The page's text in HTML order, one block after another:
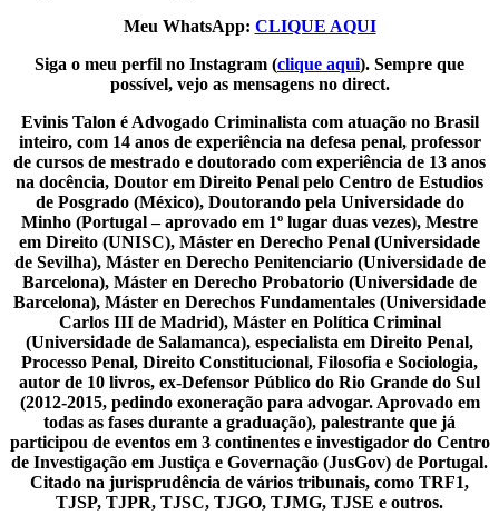
Meu WhatsApp: CLIQUE AQUI
Siga o meu perfil no Instagram (clique aqui). Sempre que
possível, vejo as mensagens no direct.
Evinis Talon é Advogado Criminalista com atuação no Brasil
inteiro, com 14 anos de experiência na defesa penal, professor
de cursos de mestrado e doutorado com experiência de 13 anos
na docência, Doutor em Direito Penal pelo Centro de Estudios
de Posgrado (México), Doutorando pela Universidade do
Minho (Portugal – aprovado em 1º lugar duas vezes), Mestre
em Direito (UNISC), Máster en Derecho Penal (Universidade
de Sevilha), Máster en Derecho Penitenciario (Universidade de
Barcelona), Máster en Derecho Probatorio (Universidade de
Barcelona), Máster en Derechos Fundamentales (Universidade
Carlos III de Madrid), Máster en Política Criminal
(Universidade de Salamanca), especialista em Direito Penal,
Processo Penal, Direito Constitucional, Filosofia e Sociologia,
autor de 10 livros, ex-Defensor Público do Rio Grande do Sul
(2012-2015, pedindo exoneração para advogar. Aprovado em
todas as fases durante a graduação), palestrante que já
participou de eventos em 3 continentes e investigador do Centro
de Investigação em Justiça e Governação (JusGov) de Portugal.
Citado na jurisprudência de vários tribunais, como TRF1,
TJSP, TJPR, TJSC, TJGO, TJMG, TJSE e outros.